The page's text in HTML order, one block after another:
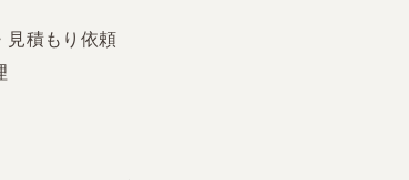
見積もり依頼